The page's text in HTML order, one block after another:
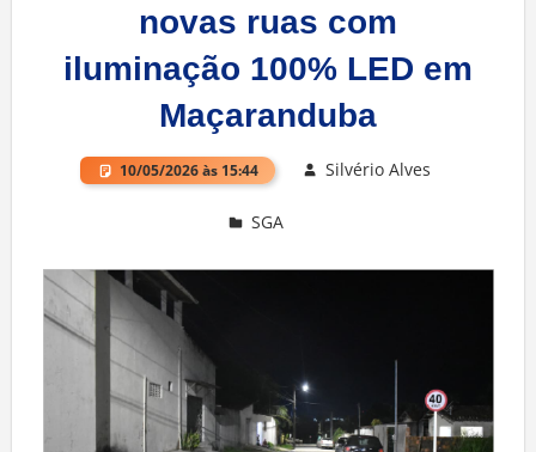
novas ruas com
iluminação 100% LED em
Maçaranduba
10/05/2026 às 15:44 Silvério Alves
SGA